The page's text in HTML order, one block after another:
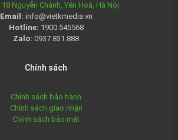
18 Nguyễn Chánh, Yên Hoà, Hà Nội.
Email: info@vietkmedia.vn
Hotline: 1900.545568
Zalo: 0937.831.888
Chính sách
Chính sách bảo hành
Chính sách giao nhận
Chính sách bảo mật